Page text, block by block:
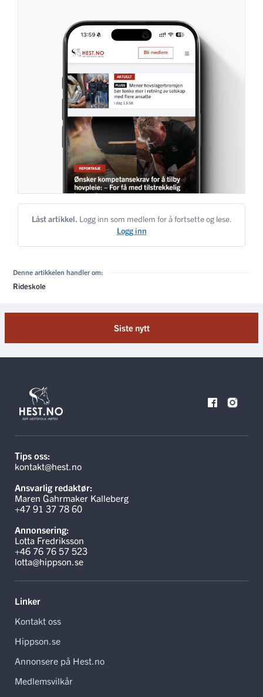
Låst artikkel. Logg inn som medlem for å fortsette og lese.
Logg inn
Denne artikkelen handler om:
Rideskole
Siste nytt
Tips oss:
kontakt@hest.no
Ansvarlig redaktør:
Maren Gahrmaker Kalleberg
+47 91 37 78 60
Annonsering:
Lotta Fredriksson
+46 76 76 57 523
lotta@hippson.se
Linker
Kontakt oss
Hippson.se
Annonsere på Hest.no
Medlemsvilkår